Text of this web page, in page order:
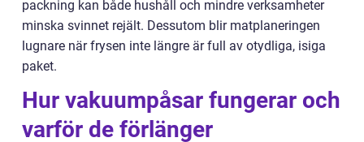
packning kan både hushåll och mindre verksamheter
minska svinnet rejält. Dessutom blir matplaneringen
lugnare när frysen inte längre är full av otydliga, isiga
paket.
Hur vakuumpåsar fungerar och
varför de förlänger